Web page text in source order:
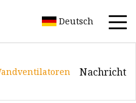
Deutsch
Nachricht